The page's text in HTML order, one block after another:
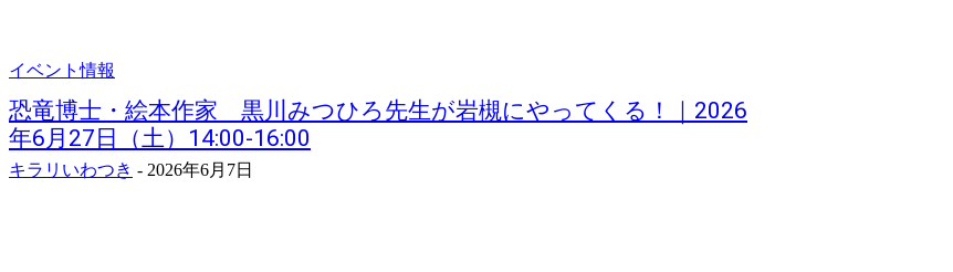
イベント情報
恐竜博士・絵本作家 黒川みつひろ先生が岩槻にやってくる！｜2026
年6月27日（土）14:00-16:00
キラリいわつき - 2026年6月7日